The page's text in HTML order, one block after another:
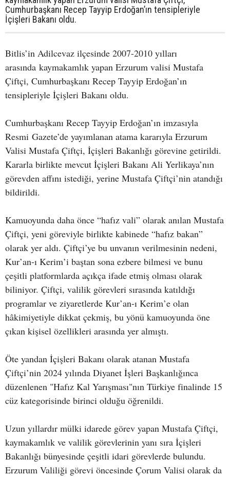
Cumhurbaşkanı Recep Tayyip Erdoğan’ın tensipleriyle
İçişleri Bakanı oldu.
Bitlis’in Adilcevaz ilçesinde 2007-2010 yılları
arasında kaymakamlık yapan Erzurum valisi Mustafa
Çiftçi, Cumhurbaşkanı Recep Tayyip Erdoğan’ın
tensipleriyle İçişleri Bakanı oldu.
Cumhurbaşkanı Recep Tayyip Erdoğan’ın imzasıyla
Resmi Gazete’de yayımlanan atama kararıyla Erzurum
Valisi Mustafa Çiftçi, İçişleri Bakanlığı görevine getirildi.
Kararla birlikte mevcut İçişleri Bakanı Ali Yerlikaya’nın
görevden affını istediği, yerine Mustafa Çiftçi’nin atandığı
bildirildi.
Kamuoyunda daha önce “hafız vali” olarak anılan Mustafa
Çiftçi, yeni göreviyle birlikte kabinede “hafız bakan”
olarak yer aldı. Çiftçi’ye bu unvanın verilmesinin nedeni,
Kur’an-ı Kerim’i baştan sona ezbere bilmesi ve bunu
çeşitli platformlarda açıkça ifade etmiş olması olarak
biliniyor. Çiftçi, valilik görevleri sırasında katıldığı
programlar ve ziyaretlerde Kur’an-ı Kerim’e olan
hâkimiyetiyle dikkat çekmiş, bu yönü kamuoyunda öne
çıkan kişisel özellikleri arasında yer almıştı.
Öte yandan İçişleri Bakanı olarak atanan Mustafa
Çiftçi’nin 2024 yılında Diyanet İşleri Başkanlığınca
düzenlenen "Hafız Kal Yarışması"nın Türkiye finalinde 15
cüz kategorisinde birinci olduğu öğrenildi.
Uzun yıllardır mülki idarede görev yapan Mustafa Çiftçi,
kaymakamlık ve valilik görevlerinin yanı sıra İçişleri
Bakanlığı bünyesinde çeşitli idari görevlerde bulundu.
Erzurum Valiliği görevi öncesinde Çorum Valisi olarak da